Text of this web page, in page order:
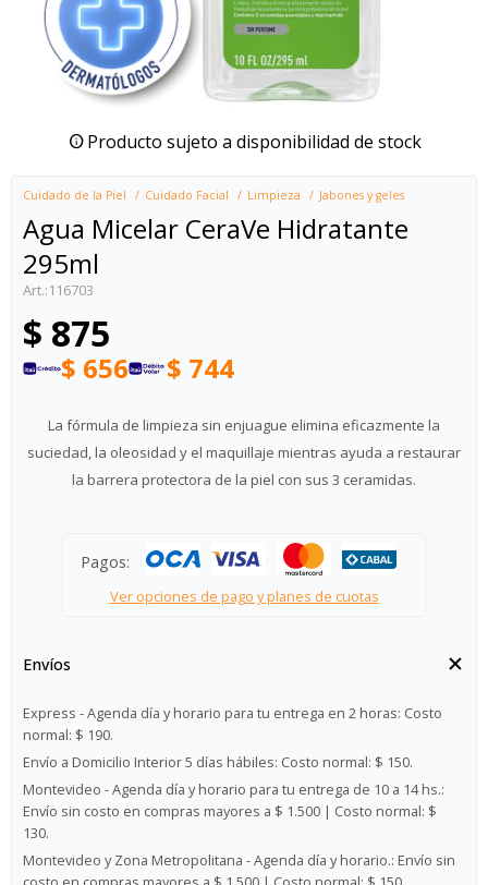
Producto sujeto a disponibilidad de stock
Cuidado de la Piel Cuidado Facial Limpieza Jabones y geles
Agua Micelar CeraVe Hidratante
295ml
116703
$ 875
$ 656 $ 744
La fórmula de limpieza sin enjuague elimina eficazmente la
suciedad, la oleosidad y el maquillaje mientras ayuda a restaurar
la barrera protectora de la piel con sus 3 ceramidas.
Pagos:
Ver opciones de pago y planes de cuotas
Envíos
Express - Agenda día y horario para tu entrega en 2 horas: Costo
normal: $ 190.
Envío a Domicilio Interior 5 días hábiles: Costo normal: $ 150.
Montevideo - Agenda día y horario para tu entrega de 10 a 14 hs.:
Envío sin costo en compras mayores a $ 1.500 | Costo normal: $
130.
Montevideo y Zona Metropolitana - Agenda día y horario.: Envío sin